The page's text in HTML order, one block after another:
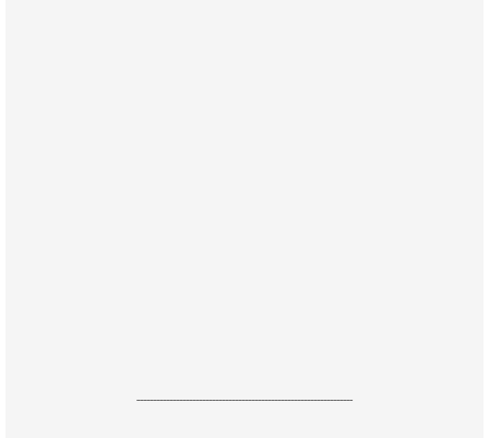
------------------------------------------------------------------